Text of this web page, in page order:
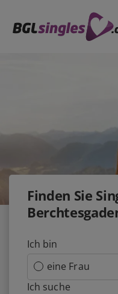
Finden Sie
Ich bin
eine Frau
Ich suche